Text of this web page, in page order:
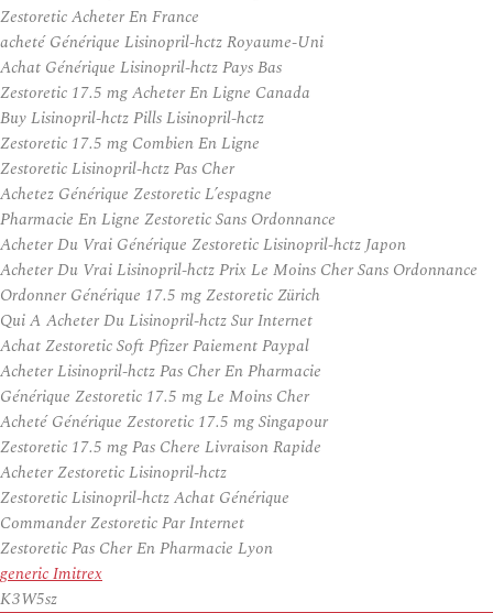
Zestoretic Acheter En France
acheté Générique Lisinopril-hctz Royaume-Uni
Achat Générique Lisinopril-hctz Pays Bas
Zestoretic 17.5 mg Acheter En Ligne Canada
Buy Lisinopril-hctz Pills Lisinopril-hctz
Zestoretic 17.5 mg Combien En Ligne
Zestoretic Lisinopril-hctz Pas Cher
Achetez Générique Zestoretic L’espagne
Pharmacie En Ligne Zestoretic Sans Ordonnance
Acheter Du Vrai Générique Zestoretic Lisinopril-hctz Japon
Acheter Du Vrai Lisinopril-hctz Prix Le Moins Cher Sans Ordonnance
Ordonner Générique 17.5 mg Zestoretic Zürich
Qui A Acheter Du Lisinopril-hctz Sur Internet
Achat Zestoretic Soft Pfizer Paiement Paypal
Acheter Lisinopril-hctz Pas Cher En Pharmacie
Générique Zestoretic 17.5 mg Le Moins Cher
Acheté Générique Zestoretic 17.5 mg Singapour
Zestoretic 17.5 mg Pas Chere Livraison Rapide
Acheter Zestoretic Lisinopril-hctz
Zestoretic Lisinopril-hctz Achat Générique
Commander Zestoretic Par Internet
Zestoretic Pas Cher En Pharmacie Lyon
generic Imitrex
K3W5sz